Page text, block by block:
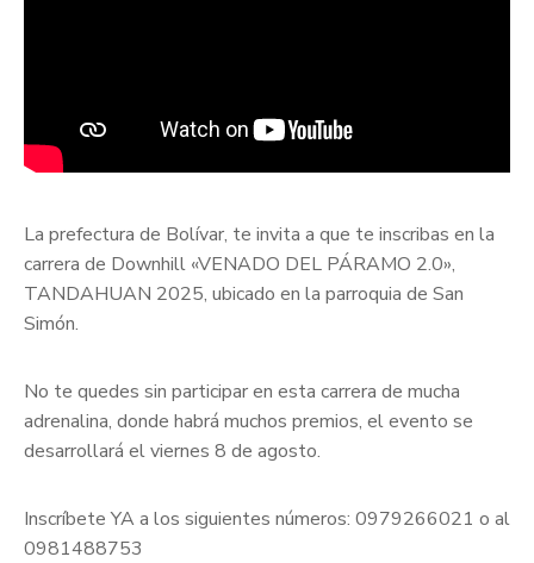
La prefectura de Bolívar, te invita a que te inscribas en la
carrera de Downhill «VENADO DEL PÁRAMO 2.0»,
TANDAHUAN 2025, ubicado en la parroquia de San
Simón.
No te quedes sin participar en esta carrera de mucha
adrenalina, donde habrá muchos premios, el evento se
desarrollará el viernes 8 de agosto.
Inscríbete YA a los siguientes números: 0979266021 o al
0981488753